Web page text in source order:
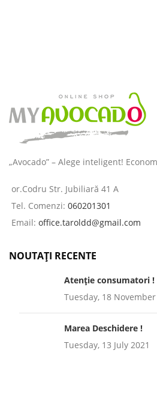
„Avocado” – Alege inteligent!
or.Codru Str. Jubiliară 41 A
Tel. Comenzi: 060201301
Email: office.taroldd@gmail.com
NOUTAȚI RECENTE
Atenție consumatori !
Tuesday, 18
Marea Deschidere !
Tuesday, 13 July 2021